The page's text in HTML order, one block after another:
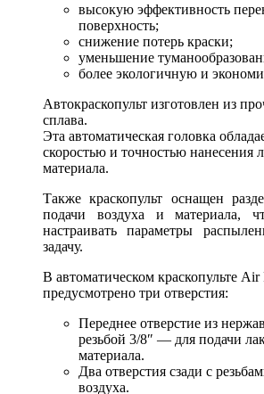
высокую эффективность
поверхность;
снижение потерь краски;
уменьшение
более экологичную и
Автокраскопульт изготовлен из
сплава.
Эта автоматическая головка
скоростью и точностью нанесения
материала.
Также краскопульт оснащен
подачи воздуха и материала,
настраивать параметры
задачу.
В автоматическом краскопульте
предусмотрено три отверстия:
Переднее отверстие из
резьбой 3/8″ — для подачи
материала.
Два отверстия сзади с
воздуха.